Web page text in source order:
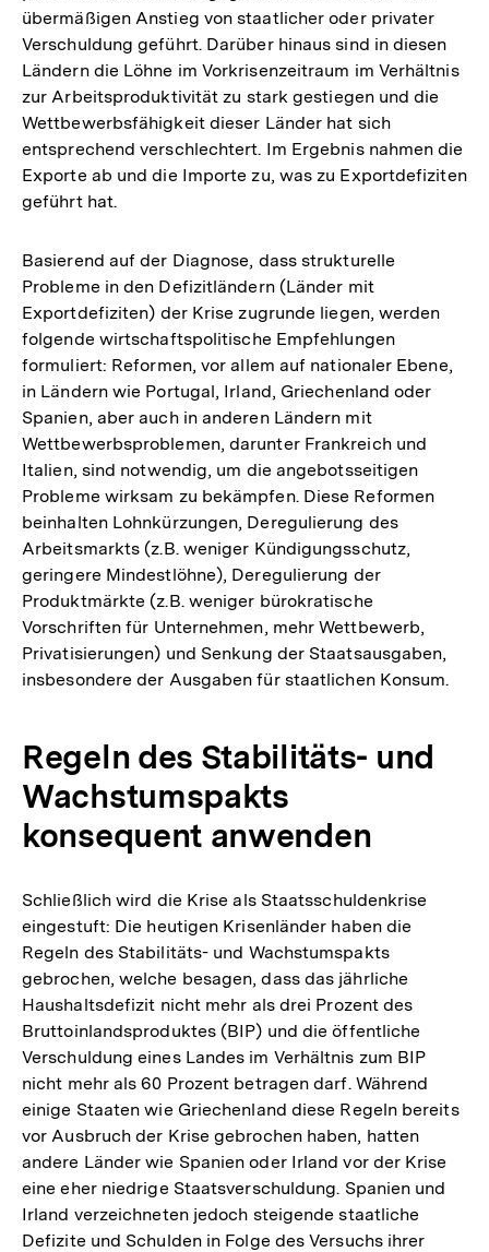
übermäßigen Anstieg von staatlicher oder privater
Verschuldung geführt. Darüber hinaus sind in diesen
Ländern die Löhne im Vorkrisenzeitraum im Verhältnis
zur Arbeitsproduktivität zu stark gestiegen und die
Wettbewerbsfähigkeit dieser Länder hat sich
entsprechend verschlechtert. Im Ergebnis nahmen die
Exporte ab und die Importe zu, was zu Exportdefiziten
geführt hat.
Basierend auf der Diagnose, dass strukturelle
Probleme in den Defizitländern (Länder mit
Exportdefiziten) der Krise zugrunde liegen, werden
folgende wirtschaftspolitische Empfehlungen
formuliert: Reformen, vor allem auf nationaler Ebene,
in Ländern wie Portugal, Irland, Griechenland oder
Spanien, aber auch in anderen Ländern mit
Wettbewerbsproblemen, darunter Frankreich und
Italien, sind notwendig, um die angebotsseitigen
Probleme wirksam zu bekämpfen. Diese Reformen
beinhalten Lohnkürzungen, Deregulierung des
Arbeitsmarkts (z.B. weniger Kündigungsschutz,
geringere Mindestlöhne), Deregulierung der
Produktmärkte (z.B. weniger bürokratische
Vorschriften für Unternehmen, mehr Wettbewerb,
Privatisierungen) und Senkung der Staatsausgaben,
insbesondere der Ausgaben für staatlichen Konsum.
Regeln des Stabilitäts- und
Wachstumspakts
konsequent anwenden
Schließlich wird die Krise als Staatsschuldenkrise
eingestuft: Die heutigen Krisenländer haben die
Regeln des Stabilitäts- und Wachstumspakts
gebrochen, welche besagen, dass das jährliche
Haushaltsdefizit nicht mehr als drei Prozent des
Bruttoinlandsproduktes (BIP) und die öffentliche
Verschuldung eines Landes im Verhältnis zum BIP
nicht mehr als 60 Prozent betragen darf. Während
einige Staaten wie Griechenland diese Regeln bereits
vor Ausbruch der Krise gebrochen haben, hatten
andere Länder wie Spanien oder Irland vor der Krise
eine eher niedrige Staatsverschuldung. Spanien und
Irland verzeichneten jedoch steigende staatliche
Defizite und Schulden in Folge des Versuchs ihrer